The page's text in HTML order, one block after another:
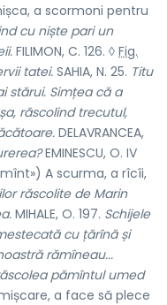
a scormoni pentru
cu niște pari un
FILIMON, C. 126. ◊ Fig.
tatei. SAHIA, N. 25. Titu
stărui. Simțea că a
răscolind trecutul,
DELAVRANCEA,
EMINESCU, O. IV
A scurma, a rîcîi,
răscolite de Marin
MIHALE, O. 197. Schijele
cu țărînă și
rămîneau...
pămîntul umed
mișcare, a face să plece